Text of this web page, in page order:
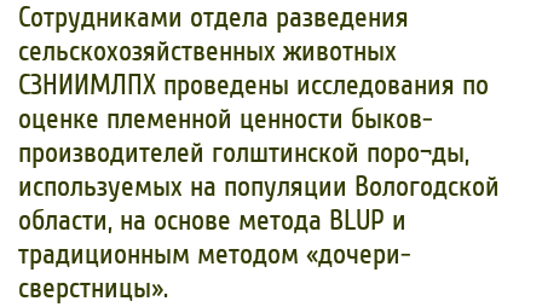
Сотрудниками отдела разведения
сельскохозяйственных животных
СЗНИИМЛПХ проведены исследования по
оценке племенной ценности быков-
производителей голштинской поро¬ды,
используемых на популяции Вологодской
области, на основе метода BLUP и
традиционным методом «дочери-
сверстницы».